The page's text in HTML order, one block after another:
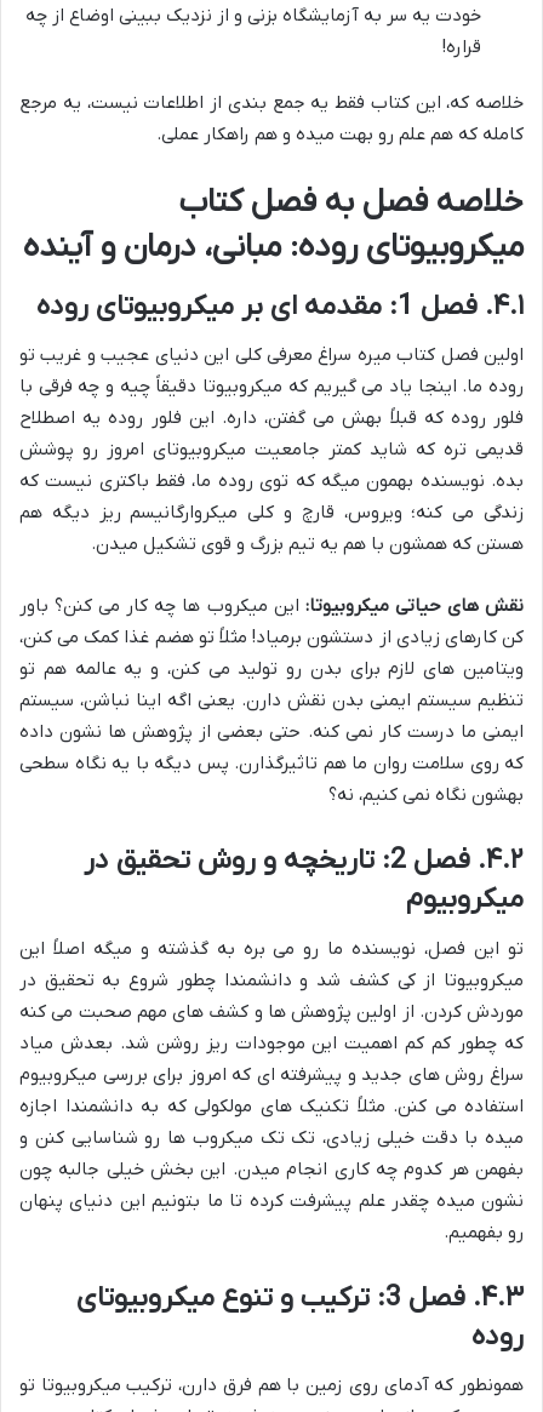
خودت یه سر به آزمایشگاه بزنی و از نزدیک ببینی اوضاع از چه
قراره!
خلاصه که، این کتاب فقط یه جمع بندی از اطلاعات نیست، یه مرجع
کامله که هم علم رو بهت میده و هم راهکار عملی.
خلاصه فصل به فصل کتاب
میکروبیوتای روده: مبانی، درمان و آینده
۴.۱. فصل 1: مقدمه ای بر میکروبیوتای روده
اولین فصل کتاب میره سراغ معرفی کلی این دنیای عجیب و غریب تو
روده ما. اینجا یاد می گیریم که میکروبیوتا دقیقاً چیه و چه فرقی با
فلور روده که قبلاً بهش می گفتن، داره. این فلور روده یه اصطلاح
قدیمی تره که شاید کمتر جامعیت میکروبیوتای امروز رو پوشش
بده. نویسنده بهمون میگه که توی روده ما، فقط باکتری نیست که
زندگی می کنه؛ ویروس، قارچ و کلی میکروارگانیسم ریز دیگه هم
هستن که همشون با هم یه تیم بزرگ و قوی تشکیل میدن.
نقش های حیاتی میکروبیوتا: این میکروب ها چه کار می کنن؟ باور
کن کارهای زیادی از دستشون برمیاد! مثلاً تو هضم غذا کمک می کنن،
ویتامین های لازم برای بدن رو تولید می کنن، و یه عالمه هم تو
تنظیم سیستم ایمنی بدن نقش دارن. یعنی اگه اینا نباشن، سیستم
ایمنی ما درست کار نمی کنه. حتی بعضی از پژوهش ها نشون داده
که روی سلامت روان ما هم تاثیرگذارن. پس دیگه با یه نگاه سطحی
بهشون نگاه نمی کنیم، نه؟
۴.۲. فصل 2: تاریخچه و روش تحقیق در
میکروبیوم
تو این فصل، نویسنده ما رو می بره به گذشته و میگه اصلاً این
میکروبیوتا از کی کشف شد و دانشمندا چطور شروع به تحقیق در
موردش کردن. از اولین پژوهش ها و کشف های مهم صحبت می کنه
که چطور کم کم اهمیت این موجودات ریز روشن شد. بعدش میاد
سراغ روش های جدید و پیشرفته ای که امروز برای بررسی میکروبیوم
استفاده می کنن. مثلاً تکنیک های مولکولی که به دانشمندا اجازه
میده با دقت خیلی زیادی، تک تک میکروب ها رو شناسایی کنن و
بفهمن هر کدوم چه کاری انجام میدن. این بخش خیلی جالبه چون
نشون میده چقدر علم پیشرفت کرده تا ما بتونیم این دنیای پنهان
رو بفهمیم.
۴.۳. فصل 3: ترکیب و تنوع میکروبیوتای
روده
همونطور که آدمای روی زمین با هم فرق دارن، ترکیب میکروبیوتا تو